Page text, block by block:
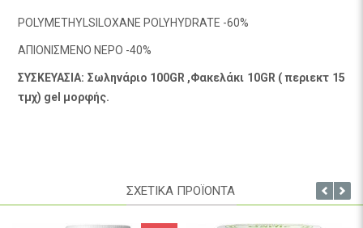
POLYMETHYLSILOXANE POLYHYDRATE -60%
AΠΙΟΝΙΣΜΕΝΟ ΝΕΡΟ -40%
ΣΥΣΚΕΥΑΣΙΑ: Σωληνάριο 100GR ,Φακελάκι 10GR ( περιεκτ 15
τμχ) gel μορφής.
ΣΧΕΤΙΚΑ ΠΡΟΪΟΝΤΑ